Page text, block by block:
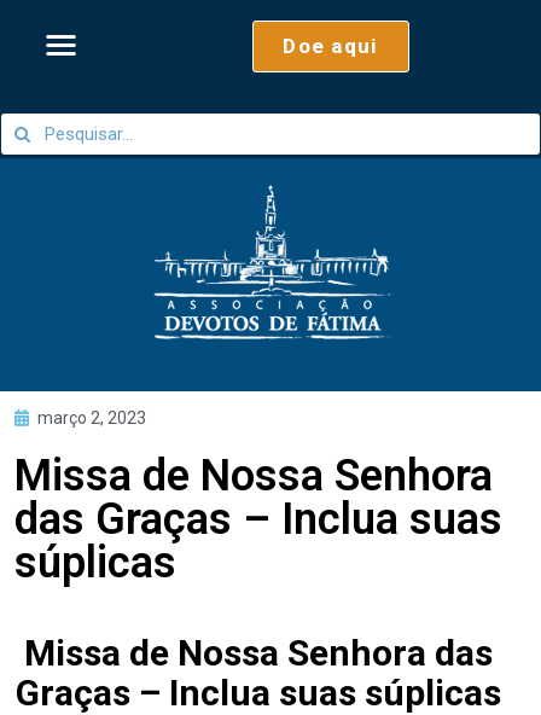
Doe aqui
março 2, 2023
Missa de Nossa Senhora
das Graças – Inclua suas
súplicas
Missa de Nossa Senhora das
Graças – Inclua suas súplicas